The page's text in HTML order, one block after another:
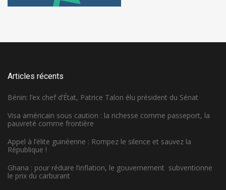
Articles récents
Bénin: l’ex chef d’État, Patrice Talon élu président du Sénat
Visa américain sous caution : la richesse comme passeport, la
pauvreté comme frontière
Appel à l’élite guinéenne : Rompez le silence et sauvez la
République !
Ghana : pour réduire l’inflation, le gouvernement subventionne
le prix du carburant